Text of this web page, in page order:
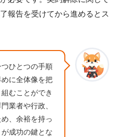
報告を受けてから進めるとス
ひとつの手順
に全体像を把
むことができ
業者や行政、
、余裕を持っ
成功の鍵とな